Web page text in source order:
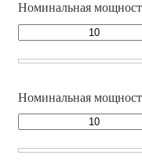
Номинальная
Номинальная